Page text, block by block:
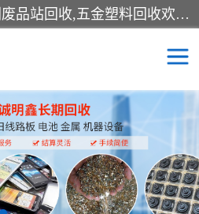
工厂废料物资回收,深圳废品站回收,五金塑料回收欢迎有金属、塑料、电子、电线、废旧设备、废铜、锡渣、线路板、镀银废料、废IC、电子零件、电子脚，等其他废旧物资的单位及个人联系洽谈。对提供息者我们可以提供优厚的业务提成（佣金）。
电子回收
电池回收